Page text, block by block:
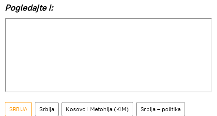
Pogledajte i:
SRBIJA Srbija Kosovo i Metohija (KiM) Srbija – politika